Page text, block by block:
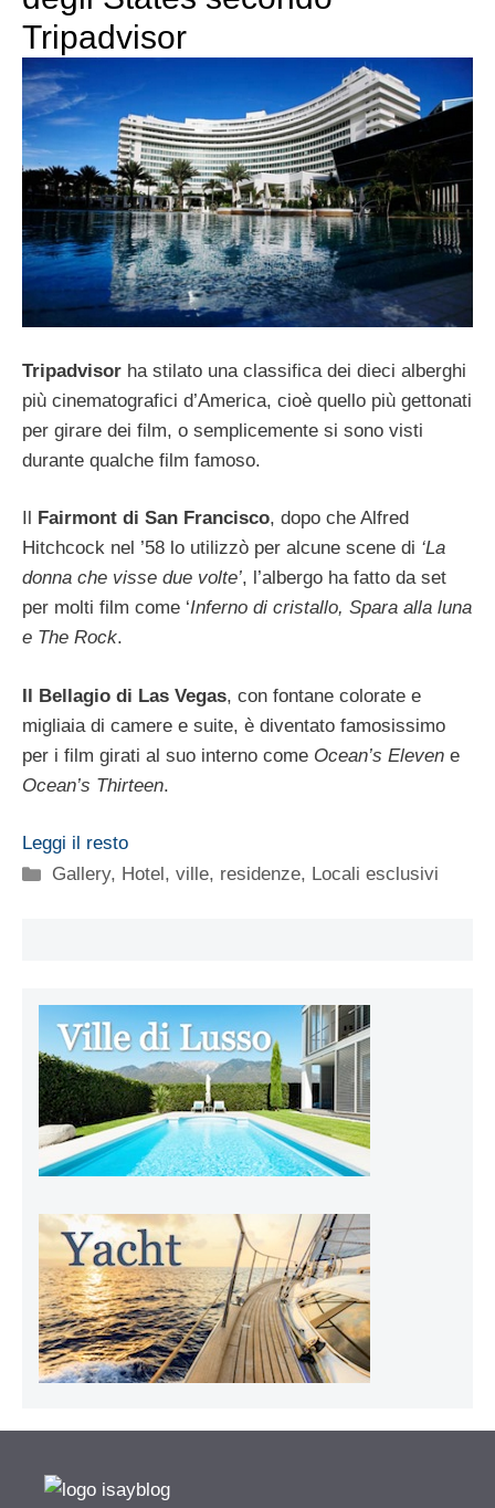
Tripadvisor
Tripadvisor ha stilato una classifica dei dieci alberghi
più cinematografici d’America, cioè quello più gettonati
per girare dei film, o semplicemente si sono visti
durante qualche film famoso.
Fairmont di San Francisco, dopo che Alfred
Hitchcock nel ’58 lo utilizzò per alcune scene di ‘La
donna che visse due volte’, l’albergo ha fatto da set
per molti film come ‘Inferno di cristallo, Spara alla luna
e The Rock.
Il Bellagio di Las Vegas, con fontane colorate e
migliaia di camere e suite, è diventato famosissimo
per i film girati al suo interno come Ocean’s Eleven e
Ocean’s Thirteen.
Leggi il resto
Categorie
Gallery, Hotel, ville, residenze, Locali esclusivi